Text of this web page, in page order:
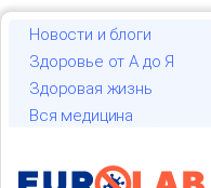
Новости и блоги
Здоровье от А до Я
Здоровая жизнь
Вся медицина